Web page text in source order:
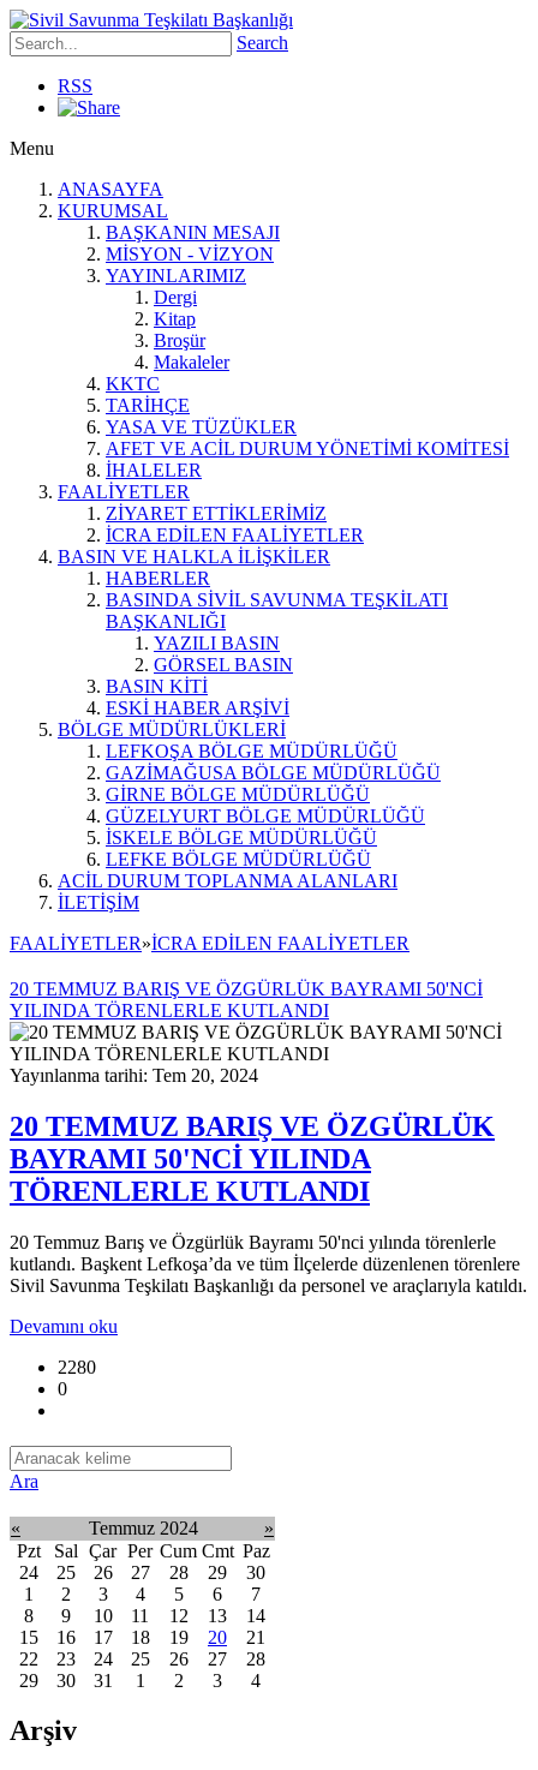
Search
RSS
Menu
ANASAYFA
KURUMSAL
BAŞKANIN MESAJI
MİSYON - VİZYON
YAYINLARIMIZ
Dergi
Kitap
Broşür
Makaleler
KKTC
TARİHÇE
YASA VE TÜZÜKLER
AFET VE ACİL DURUM YÖNETİMİ KOMİTESİ
İHALELER
FAALİYETLER
ZİYARET ETTİKLERİMİZ
İCRA EDİLEN FAALİYETLER
BASIN VE HALKLA İLİŞKİLER
HABERLER
BASINDA SİVİL SAVUNMA TEŞKİLATI
BAŞKANLIĞI
YAZILI BASIN
GÖRSEL BASIN
BASIN KİTİ
ESKİ HABER ARŞİVİ
BÖLGE MÜDÜRLÜKLERİ
LEFKOŞA BÖLGE MÜDÜRLÜĞÜ
GAZİMAĞUSA BÖLGE MÜDÜRLÜĞÜ
GİRNE BÖLGE MÜDÜRLÜĞÜ
GÜZELYURT BÖLGE MÜDÜRLÜĞÜ
İSKELE BÖLGE MÜDÜRLÜĞÜ
LEFKE BÖLGE MÜDÜRLÜĞÜ
ACİL DURUM TOPLANMA ALANLARI
İLETİŞİM
FAALİYETLER»İCRA EDİLEN FAALİYETLER
20 TEMMUZ BARIŞ VE ÖZGÜRLÜK BAYRAMI 50'NCİ
YILINDA TÖRENLERLE KUTLANDI
Yayınlanma tarihi: Tem 20, 2024
20 TEMMUZ BARIŞ VE ÖZGÜRLÜK
BAYRAMI 50'NCİ YILINDA
TÖRENLERLE KUTLANDI
20 Temmuz Barış ve Özgürlük Bayramı 50'nci yılında törenlerle
kutlandı. Başkent Lefkoşa’da ve tüm İlçelerde düzenlenen törenlere
Sivil Savunma Teşkilatı Başkanlığı da personel ve araçlarıyla katıldı.
Devamını oku
2280
0
Ara
« Temmuz 2024
»
Pzt
Sal Çar Per Cum Cmt Paz
24
25 26 27 28 29
30
1
2 3 4 5 6
7
8
9 10 11 12 13
14
15
16 17 18 19 20
21
22
23 24 25 26 27
28
29
30 31 1 2 3 4
Arşiv